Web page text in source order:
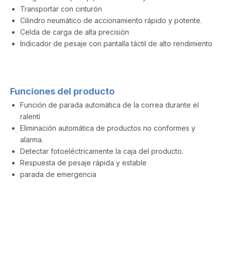
Transportar con cinturón
Cilindro neumático de accionamiento rápido y potente.
Celda de carga de alta precisión
Indicador de pesaje con pantalla táctil de alto rendimiento
Funciones del producto
Función de parada automática de la correa durante el
ralentí
Eliminación automática de productos no conformes y
alarma.
Detectar fotoeléctricamente la caja del producto.
Respuesta de pesaje rápida y estable
parada de emergencia